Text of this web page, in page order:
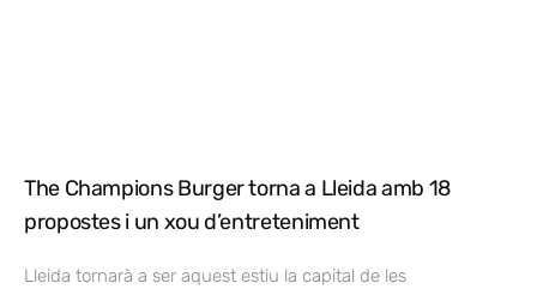
The Champions Burger torna a Lleida amb 18
propostes i un xou d’entreteniment
Lleida tornarà a ser aquest estiu la capital de les